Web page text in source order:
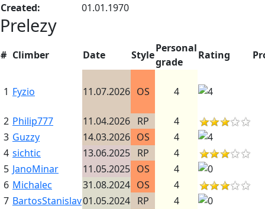
Created:
01.01.1970
Prelezy
# Climber Date Style
Personal
grade
Rating
1 Fyzio 11.07.2026 OS 4
2 Philip777 11.04.2026 RP
4
3 Guzzy 14.03.2026 OS
4
4 sichtic 13.06.2025 RP
4
5 JanoMinar 11.05.2025 OS
4
6 Michalec 31.08.2024 OS
4
7 BartosStanislav01.05.2024 RP
4